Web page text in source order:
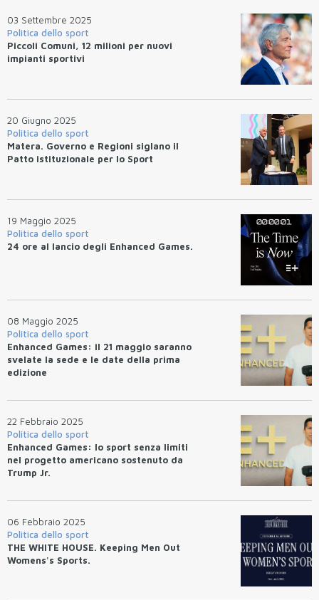
03 Settembre 2025
Politica dello sport
Piccoli Comuni, 12 milioni per nuovi
impianti sportivi
20 Giugno 2025
Politica dello sport
Matera. Governo e Regioni siglano il
Patto istituzionale per lo Sport
19 Maggio 2025
Politica dello sport
24 ore al lancio degli Enhanced Games.
08 Maggio 2025
Politica dello sport
Enhanced Games: il 21 maggio saranno
svelate la sede e le date della prima
edizione
22 Febbraio 2025
Politica dello sport
Enhanced Games: lo sport senza limiti
nel progetto americano sostenuto da
Trump Jr.
06 Febbraio 2025
Politica dello sport
THE WHITE HOUSE. Keeping Men Out
Womens's Sports.